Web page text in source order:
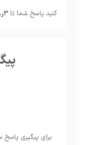
کنید.پاسخ شما تا 3روز
برای پیگیری